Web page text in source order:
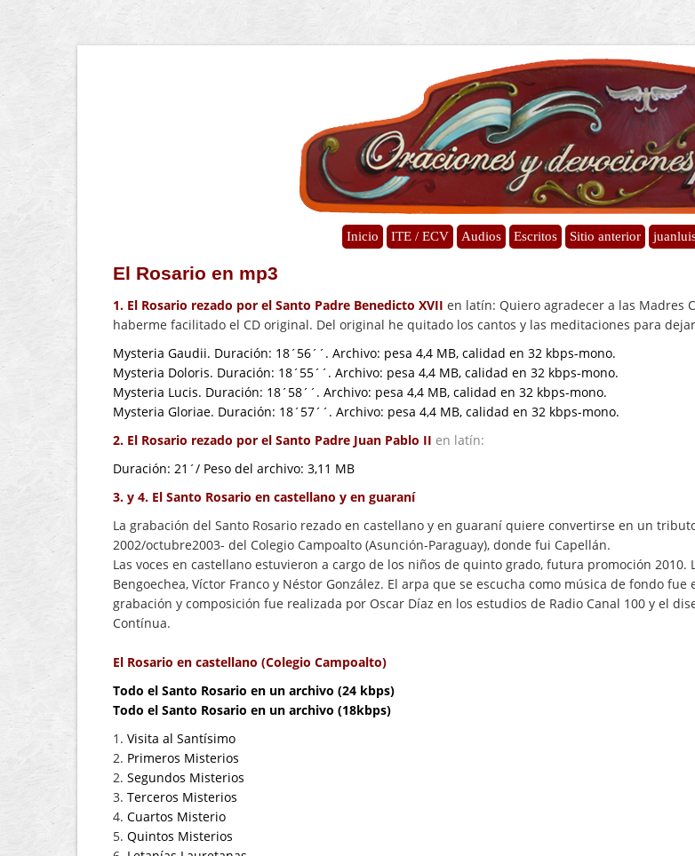
Inicio ITE / ECV Audios Escritos Sitio anterior
El Rosario en mp3
1. El Rosario rezado por el Santo Padre Benedicto XVII en latín: Quiero agradecer a las Madres
haberme facilitado el CD original. Del original he quitado los cantos y las meditaciones para
Mysteria Gaudii. Duración: 18´56´´. Archivo: pesa 4,4 MB, calidad en 32 kbps-mono.
Mysteria Doloris. Duración: 18´55´´. Archivo: pesa 4,4 MB, calidad en 32 kbps-mono.
Mysteria Lucis. Duración: 18´58´´. Archivo: pesa 4,4 MB, calidad en 32 kbps-mono.
Mysteria Gloriae. Duración: 18´57´´. Archivo: pesa 4,4 MB, calidad en 32 kbps-mono.
2. El Rosario rezado por el Santo Padre Juan Pablo II en latín:
Duración: 21´/ Peso del archivo: 3,11 MB
3. y 4. El Santo Rosario en castellano y en guaraní
La grabación del Santo Rosario rezado en castellano y en guaraní quiere convertirse en un
2002/octubre2003- del Colegio Campoalto (Asunción-Paraguay), donde fui Capellán.
Las voces en castellano estuvieron a cargo de los niños de quinto grado, futura promoción
Bengoechea, Víctor Franco y Néstor González. El arpa que se escucha como música de fondo fue
grabación y composición fue realizada por Oscar Díaz en los estudios de Radio Canal 100 y el
Contínua.
El Rosario en castellano (Colegio Campoalto)
Todo el Santo Rosario en un archivo (24 kbps)
Todo el Santo Rosario en un archivo (18kbps)
1. Visita al Santísimo
2. Primeros Misterios
2. Segundos Misterios
3. Terceros Misterios
4. Cuartos Misterio
5. Quintos Misterios